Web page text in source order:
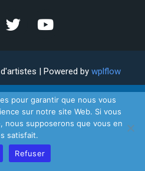
| Powered by wplflow
pour garantir que nous vous
sur notre site Web. Si vous
nous supposerons que vous en
satisfait.
Refuser